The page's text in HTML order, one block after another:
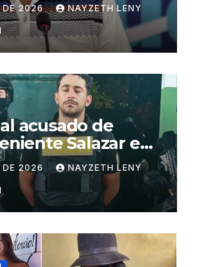
DE 2026 NAYZETH LENY
acusado de
Salazar en
DE 2026 NAYZETH LENY